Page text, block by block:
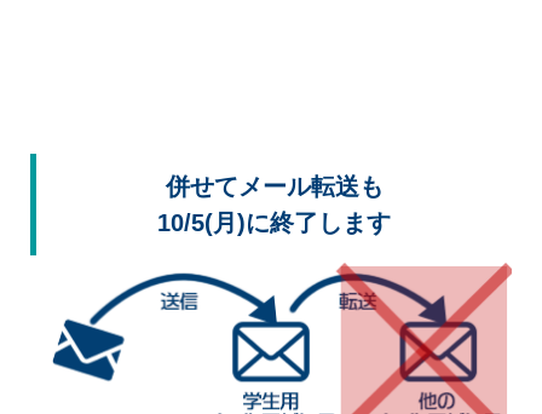
併せてメール転送も
10/5(月)に終了します